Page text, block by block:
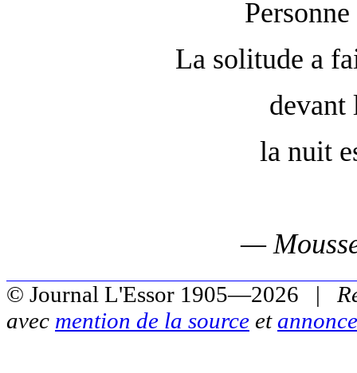
La solitude a
devant
la nuit
—
© Journal L'Essor 1905—2026 |
avec mention de la source et